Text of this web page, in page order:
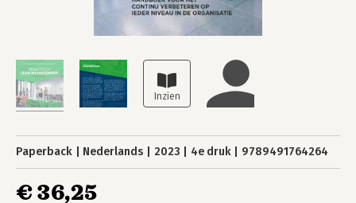
Paperback Nederlands 2023 4e druk 9789491764264
€ 36,25